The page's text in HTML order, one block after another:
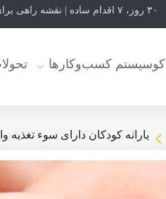
۳۰ روز، ۷ اقدام ساده | نقشه راهی برای رشد یک کسب‌وکار اینترنتی
اکوسیستم کسب‌وکارها
یارانه کودکان دارای سوء تغذیه